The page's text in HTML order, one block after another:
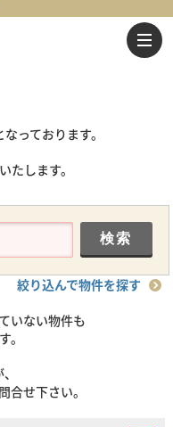
っております。
たします。
絞り込んで物件を探す
いない物件も
。
合せ下さい。